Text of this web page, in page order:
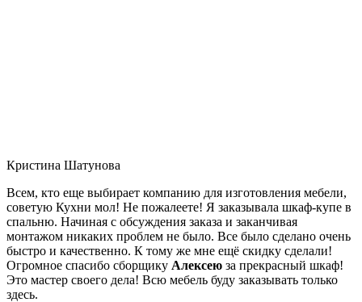
Кристина Шатунова
Всем, кто еще выбирает компанию для изготовления мебели,
советую Кухни мол! Не пожалеете! Я заказывала шкаф-купе в
спальню. Начиная с обсуждения заказа и заканчивая
монтажом никаких проблем не было. Все было сделано очень
быстро и качественно. К тому же мне ещё скидку сделали!
Огромное спасибо сборщику Алексею за прекрасный шкаф!
Это мастер своего дела! Всю мебель буду заказывать только
здесь.